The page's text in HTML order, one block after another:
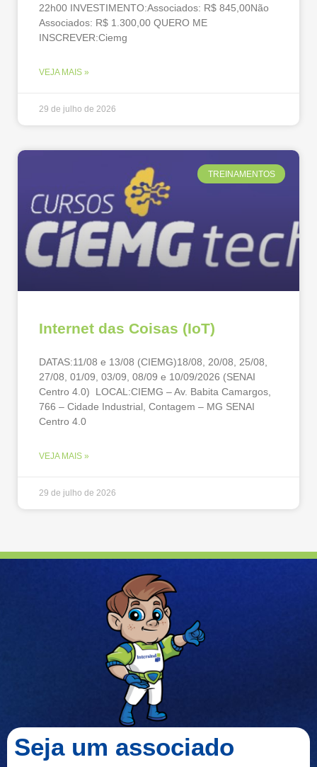
22h00 INVESTIMENTO:Associados: R$ 845,00Não
Associados: R$ 1.300,00 QUERO ME
INSCREVER:Ciemg
VEJA MAIS »
29 de julho de 2026
TREINAMENTOS
Internet das Coisas (IoT)
DATAS:11/08 e 13/08 (CIEMG)18/08, 20/08, 25/08,
27/08, 01/09, 03/09, 08/09 e 10/09/2026 (SENAI
Centro 4.0) LOCAL:CIEMG – Av. Babita Camargos,
766 – Cidade Industrial, Contagem – MG SENAI
Centro 4.0
VEJA MAIS »
29 de julho de 2026
Seja um associado